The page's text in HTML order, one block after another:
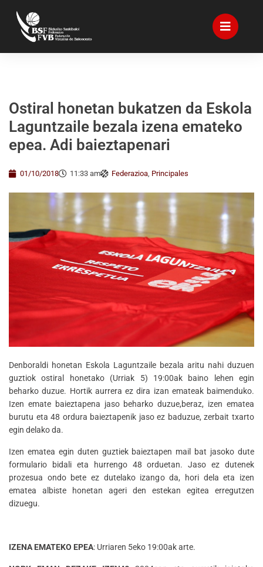
Ostiral honetan bukatzen da Eskola
Laguntzaile bezala izena emateko
epea. Adi baieztapenari
01/10/2018 11:33 am Federazioa, Principales
Denboraldi honetan Eskola Laguntzaile bezala aritu nahi duzuen
guztiok ostiral honetako (Urriak 5) 19:00ak baino lehen egin
beharko duzue. Hortik aurrera ez dira izan emateak baimenduko.
Izen emate baieztapena jaso beharko duzue,beraz, izen ematea
burutu eta 48 ordura baieztapenik jaso ez baduzue, zerbait txarto
egin delako da.
Izen ematea egin duten guztiek baieztapen mail bat jasoko dute
formulario bidali eta hurrengo 48 orduetan. Jaso ez dutenek
prozesua ondo bete ez dutelako izango da, hori dela eta izen
ematea albiste honetan ageri den estekan egitea erregutzen
dizuegu.
IZENA EMATEKO EPEA: Urriaren 5eko 19:00ak arte.